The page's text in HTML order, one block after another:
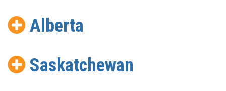
Alberta
Saskatchewan